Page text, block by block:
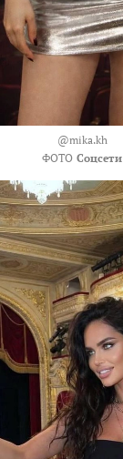
@mika.kh
ФОТО Соцсети